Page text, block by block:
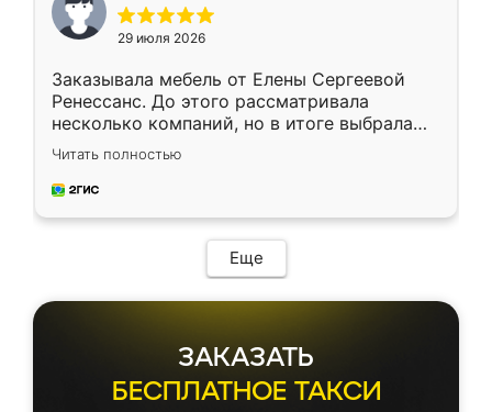
29 июля 2026
Заказывала мебель от Елены Сергеевой
Ренессанс. До этого рассматривала
несколько компаний, но в итоге выбрала
эту. Сначала обговорили условия, потом
приехал замерщик, всё спокойно объяснил
и снял размеры. Изготовили в срок, с
мебель сразу встала на свое место без
каких-либо доработок. Качеством осталась
довольна, все выглядит так, как и ожидала.
Читать полностью
Еще
ЗАКАЗАТЬ
БЕСПЛАТНОЕ ТАКСИ